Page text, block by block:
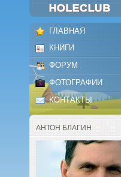
ГЛАВНАЯ
КНИГИ
ФОРУМ
ФОТОГРАФИИ
КОНТАКТЫ
АНТОН БЛАГИН